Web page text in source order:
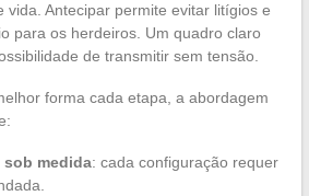
vida. Antecipar permite evitar litígios e
para os herdeiros. Um quadro claro
de transmitir sem tensão.
forma cada etapa, a abordagem
sob medida: cada configuração requer